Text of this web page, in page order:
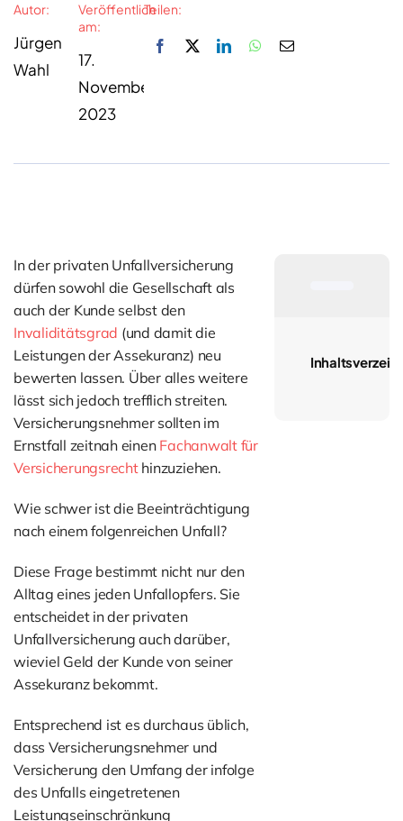
Autor:
Jürgen
Wahl
Veröffentlich
am:
17.
November
2023
Teilen:
In der privaten Unfallversicherung
dürfen sowohl die Gesellschaft als
auch der Kunde selbst den
Invaliditätsgrad (und damit die
Leistungen der Assekuranz) neu
bewerten lassen. Über alles weitere
lässt sich jedoch trefflich streiten.
Versicherungsnehmer sollten im
Ernstfall zeitnah einen Fachanwalt für
Versicherungsrechthinzuziehen.
Wie schwer ist die Beeinträchtigung
nach einem folgenreichen Unfall?
Diese Frage bestimmt nicht nur den
Alltag eines jeden Unfallopfers. Sie
entscheidet in der privaten
Unfallversicherung auch darüber,
wieviel Geld der Kunde von seiner
Assekuranz bekommt.
Entsprechend ist es durchaus üblich,
dass Versicherungsnehmer und
Versicherung den Umfang der infolge
des Unfalls eingetretenen
Leistungseinschränkung